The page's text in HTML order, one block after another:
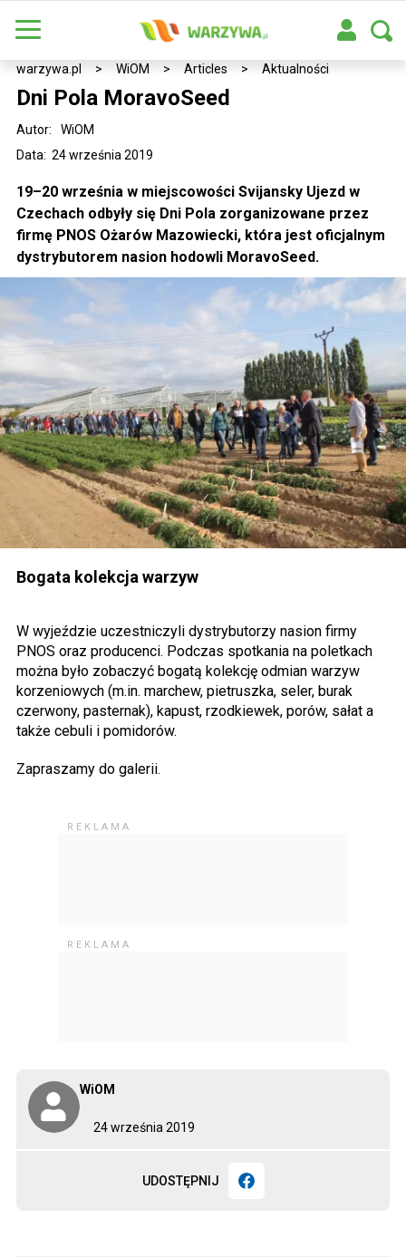
warzywa.pl > WiOM > Articles > Aktualności
Dni Pola MoravoSeed
Data: 24 września 2019
Autor: WiOM
24 września 2019
WiOM
UDOSTĘPNIJ
19–20 września w miejscowości Svijansky Ujezd w
Czechach odbyły się Dni Pola zorganizowane przez
firmę PNOS Ożarów Mazowiecki, która jest oficjalnym
dystrybutorem nasion hodowli MoravoSeed.
Bogata kolekcja warzyw
W wyjeździe uczestniczyli dystrybutorzy nasion firmy
PNOS oraz producenci. Podczas spotkania na poletkach
można było zobaczyć bogatą kolekcję odmian warzyw
korzeniowych (m.in. marchew, pietruszka, seler, burak
czerwony, pasternak), kapust, rzodkiewek, porów, sałat a
także cebuli i pomidorów.
Zapraszamy do galerii.